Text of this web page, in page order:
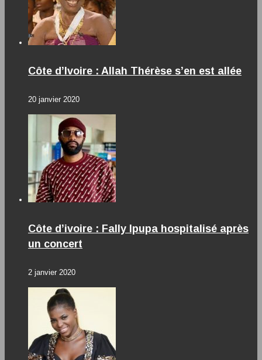
Côte d’Ivoire : Allah Thérèse s’en est allée
20 janvier 2020
Côte d’ivoire : Fally Ipupa hospitalisé après
un concert
2 janvier 2020